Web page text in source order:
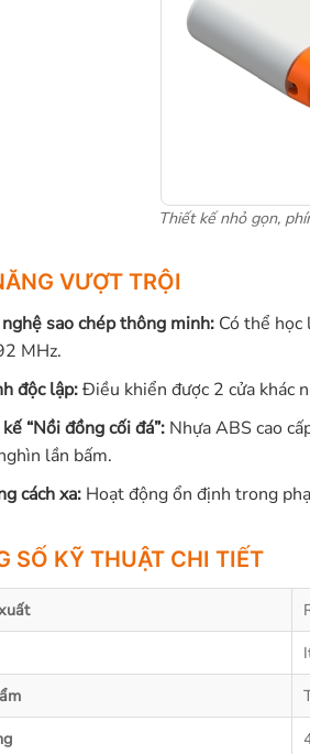
Thiết kế nhỏ gọn,
VƯỢT TRỘI
sao chép thông minh: Có thể học
MHz.
độc lập:Điều khiển được 2 cửa khác
“Nồi đồng cối đá”: Nhựa ABS cao
lần bấm.
cách xa: Hoạt động ổn định trong
SỐ KỸ THUẬT CHI TIẾT